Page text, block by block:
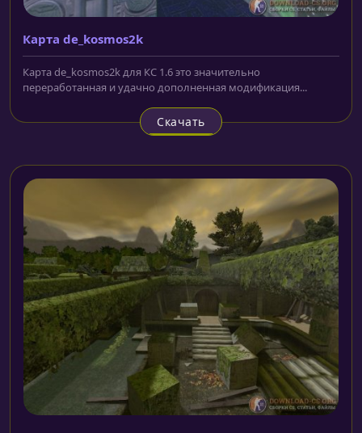
Карта de_kosmos2k
Карта de_kosmos2k для КС 1.6 это значительно
переработанная и удачно дополненная модификация...
Скачать